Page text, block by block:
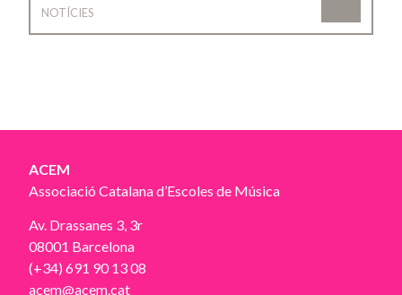
NOTÍCIES
ACEM
Associació Catalana d’Escoles de Música
Av. Drassanes 3, 3r
08001 Barcelona
(+34) 691 90 13 08
acem@acem.cat